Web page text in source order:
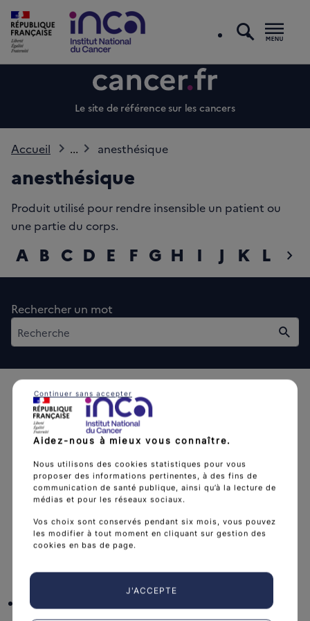
Le site de référence sur les cancers
Accueil ... anesthésique
anesthésique
Produit utilisé pour rendre insensible un patient ou
une partie du corps.
chevron_right
A B C D E F G H I J K L M
Rechercher un mot
L'Institut national du cancer est l’agence d'expertise
sanitaire et scientifique en cancérologie de l’État.
Découvrir l’Institut
arrow_forward
Nous suivre
Aidez-nous à mieux vous connaître.
Nous utilisons des cookies statistiques pour vous
proposer des informations pertinentes, à des fins de
communication de santé publique, ainsi qu’à la lecture de
médias et pour les réseaux sociaux.
Vos choix sont conservés pendant six mois, vous pouvez
les modifier à tout moment en cliquant sur gestion des
cookies en bas de page.
J'ACCEPTE
Continuer sans accepter